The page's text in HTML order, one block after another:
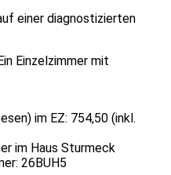
einer diagnostizierten
Einzelzimmer mit
im EZ: 754,50 (inkl.
im Haus Sturmeck
26BUH5